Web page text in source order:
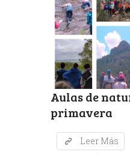
Aulas de
primavera
Leer Más